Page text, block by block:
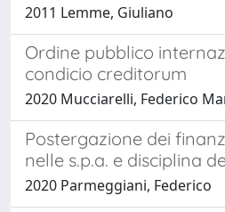
2011 Lemme, Giuliano
Ordine pubblico
condicio creditorum
2020 Mucciarelli, Federico
Postergazione dei
nelle s.p.a. e disciplina
2020 Parmeggiani, Federico